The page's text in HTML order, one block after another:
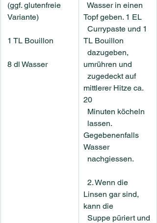
(ggf. glutenfreie
Variante)
1 TL Bouillon
8 dl Wasser
Topf geben. 1 EL
TL Bouillon
umrühren und
mittlerer Hitze ca.
20
Minuten köcheln
Gegebenenfalls
Wasser
nachgiessen.
Linsen gar sind,
kann die
Suppe püriert und